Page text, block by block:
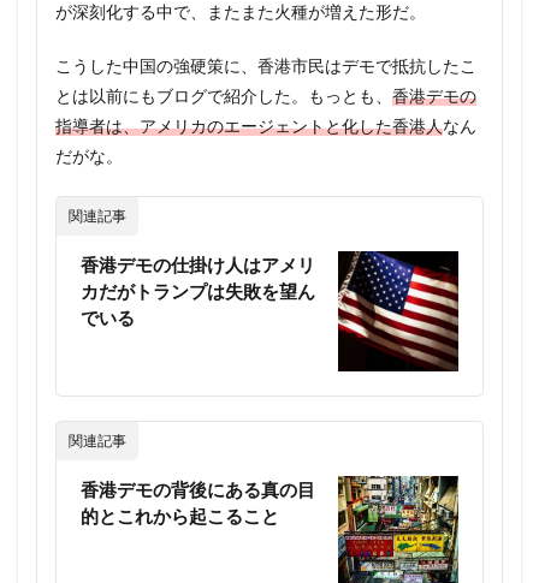
が深刻化する中で、またまた火種が増えた形だ。
こうした中国の強硬策に、香港市民はデモで抵抗したこ
とは以前にもブログで紹介した。もっとも、 香港デモの
指導者は、アメリカのエージェントと化した香港人なん
だがな。
関連記事
香港デモの仕掛け人はアメリ
カだがトランプは失敗を望ん
でいる
関連記事
香港デモの背後にある真の目
的とこれから起こること